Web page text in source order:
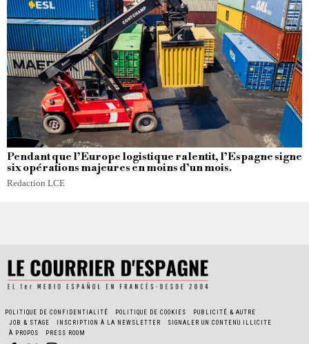
Pendant que l’Europe logistique ralentit, l’Espagne signe
six opérations majeures en moins d’un mois.
Redaction LCE
POLITIQUE DE CONFIDENTIALITÉ POLITIQUE DE COOKIES
PUBLICITÉ & AUTRE
JOB & STAGE
INSCRIPTION À LA NEWSLETTER
SIGNALER UN CONTENU ILLICITE
À PROPOS
PRESS ROOM